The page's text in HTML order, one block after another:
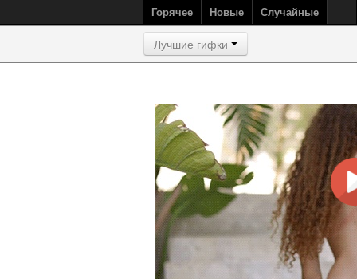
Горячее Новые Случайные
Лучшие гифки